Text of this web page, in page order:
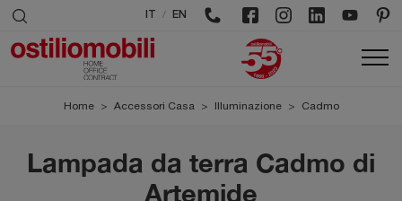
/ EN
Home > Accessori Casa > Illuminazione > Cadmo
Lampada da terra Cadmo di
Artemide